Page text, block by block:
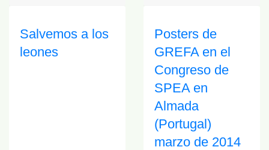
Salvemos a los
leones
Posters de
GREFA en el
Congreso de
SPEA en
Almada
(Portugal)
marzo de 2014